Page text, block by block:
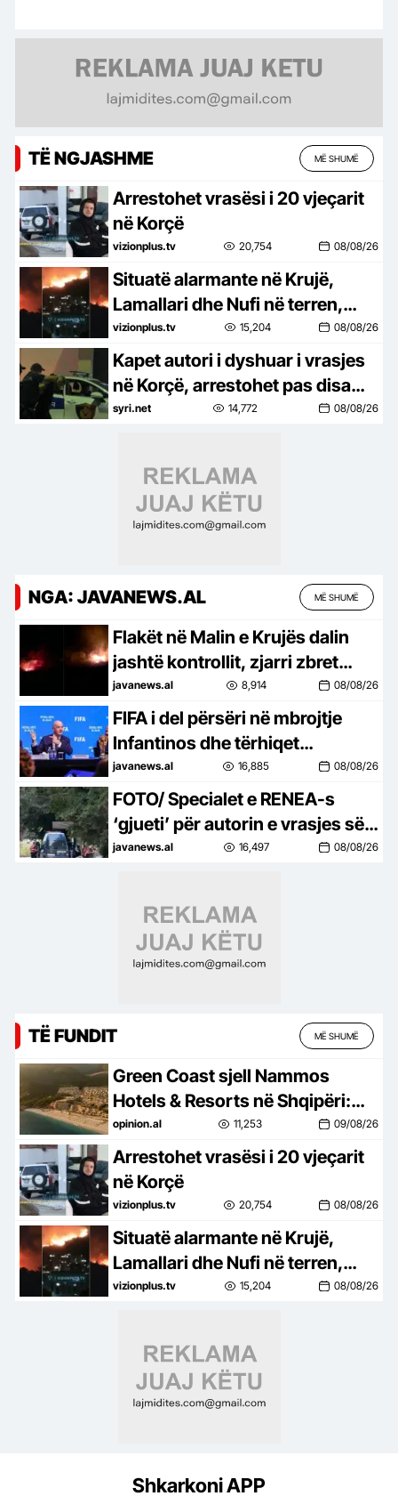
TË NGJASHME MË SHUMË
Arrestohet vrasësi i 20 vjeçarit
në Korçë
vizionplus.tv 20,754 08/08/26
Situatë alarmante në Krujë,
Lamallari dhe Nufi në terren,
apel banorëve pë evakuim
vizionplus.tv 15,204 08/08/26
Kapet autori i dyshuar i vrasjes
në Korçë, arrestohet pas disa
orësh kërkime
syri.net 14,772 08/08/26
NGA: JAVANEWS.AL MË SHUMË
Flakët në Malin e Krujës dalin
jashtë kontrollit, zjarri zbret
drejt zonave të banuara
javanews.al 8,914 08/08/26
FIFA i del përsëri në mbrojtje
Infantinos dhe tërhiqet
përfundimisht nga shitja e
aksioneve të Botërorit!
javanews.al 16,885 08/08/26
FOTO/ Specialet e RENEA-s
‘gjueti’ për autorin e vrasjes së
ushtarakut, kontrolle edhe në
javanews.al 16,497 08/08/26
TË FUNDIT MË SHUMË
Green Coast sjell Nammos
Hotels & Resorts në Shqipëri:
Destinacion i ri lifestyle
opinion.al 11,253 09/08/26
Arrestohet vrasësi i 20 vjeçarit
në Korçë
vizionplus.tv 20,754 08/08/26
Situatë alarmante në Krujë,
Lamallari dhe Nufi në terren,
apel banorëve pë evakuim
vizionplus.tv 15,204 08/08/26
Shkarkoni APP